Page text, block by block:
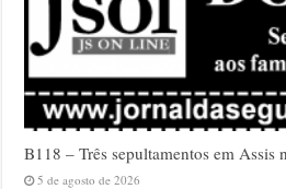
B118 – Três sepultamentos em Assis
5 de agosto de 2026